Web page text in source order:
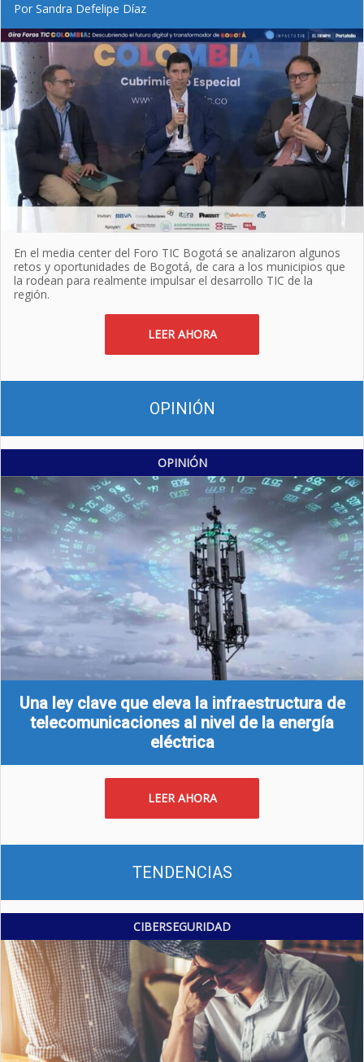
Por Sandra Defelipe Díaz
En el media center del Foro TIC Bogotá se analizaron algunos
retos y oportunidades de Bogotá, de cara a los municipios que
la rodean para realmente impulsar el desarrollo TIC de la
región.
LEER AHORA
OPINIÓN
OPINIÓN
Una ley clave que eleva la infraestructura de
telecomunicaciones al nivel de la energía
eléctrica
LEER AHORA
TENDENCIAS
CIBERSEGURIDAD